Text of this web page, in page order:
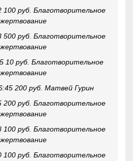
100 руб. Благотворительное
500 руб. Благотворительное
10 руб. Благотворительное
200 руб. Матвей Гурин
200 руб. Благотворительное
100 руб. Благотворительное
100 руб. Благотворительное